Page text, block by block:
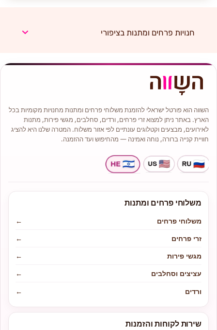
חנויות פרחים ומתנות בציפורי
השווה הוא פורטל ישראלי להזמנת משלוחי פרחים ומתנות מחנויות מקומיות בכל
הארץ. באתר ניתן למצוא זרי פרחים, ורדים, סחלבים, מגשי פירות, מתנות
לאירועים, מבצעים וקטלוגים עונתיים לפי אזור משלוח. המטרה שלנו היא להציג
חוויית קנייה ברורה, נוחה ואמינה — מהחיפוש ועד ההזמנה.
משלוחי פרחים ומתנות
משלוחי פרחים
←
זרי פרחים
←
מגשי פירות
←
עציצים וסחלבים
←
ורדים
←
שירות לקוחות והזמנות